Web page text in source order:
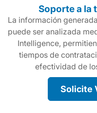
Soporte a la
La información
puede ser analizada
Intelligence,
tiempos de
efectividad de
Solicite